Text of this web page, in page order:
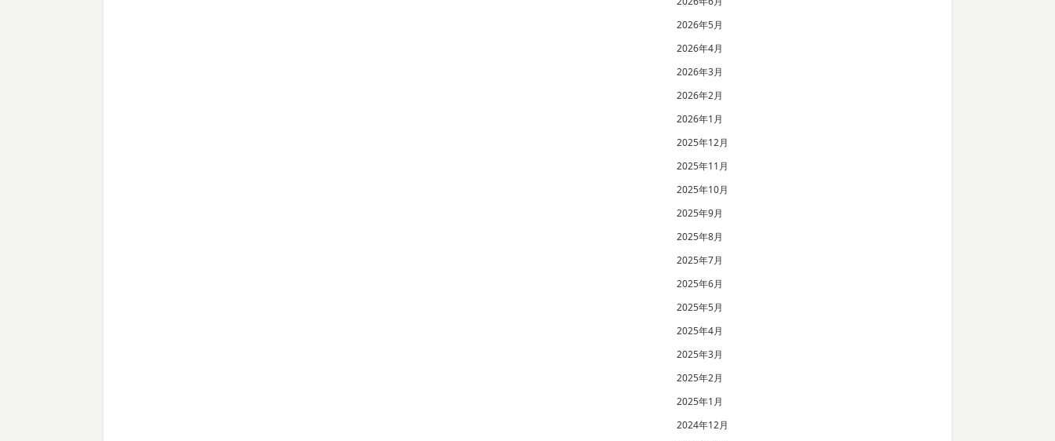
2026年5月
2026年4月
2026年3月
2026年2月
2026年1月
2025年12月
2025年11月
2025年10月
2025年9月
2025年8月
2025年7月
2025年6月
2025年5月
2025年4月
2025年3月
2025年2月
2025年1月
2024年12月